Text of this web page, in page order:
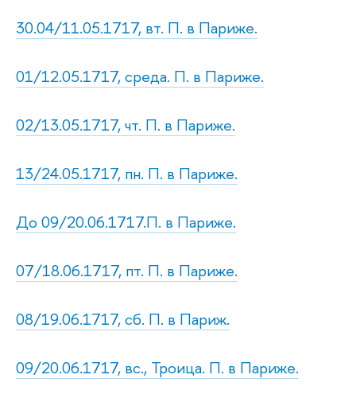
30.04/11.05.1717, вт. П. в Париже.
01/12.05.1717, среда. П. в Париже.
02/13.05.1717, чт. П. в Париже.
13/24.05.1717, пн. П. в Париже.
До 09/20.06.1717.П. в Париже.
07/18.06.1717, пт. П. в Париже.
08/19.06.1717, сб. П. в Париж.
09/20.06.1717, вс., Троица. П. в Париже.